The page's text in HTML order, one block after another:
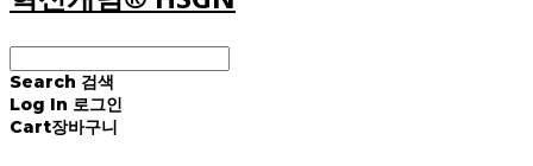
Search 검색
Log In 로그인
Cart장바구니